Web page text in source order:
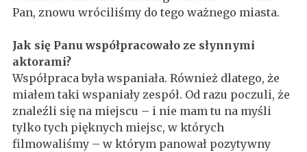
Pan, znowu wróciliśmy do tego ważnego miasta.
Jak się Panu współpracowało ze słynnymi
aktorami?
Współpraca była wspaniała. Również dlatego, że
miałem taki wspaniały zespół. Od razu poczuli, że
znaleźli się na miejscu – i nie mam tu na myśli
tylko tych pięknych miejsc, w których
filmowaliśmy – w którym panował pozytywny